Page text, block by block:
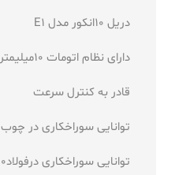
دریل 10انکور مدل E1
دارای نظام اتومات 10میلیمتری
قادر به کنترل سرعت
توانایی سوراخکاری در چوب10میلیمتر
توانایی سوراخکاری درفولاد10میلیمتر